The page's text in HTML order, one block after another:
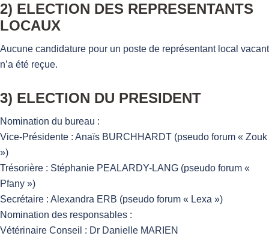
2) ELECTION DES REPRESENTANTS
LOCAUX
Aucune candidature pour un poste de représentant local vacant
n’a été reçue.
3) ELECTION DU PRESIDENT
Nomination du bureau :
Vice-Présidente : Anaïs BURCHHARDT (pseudo forum « Zouk
»)
Trésorière : Stéphanie PEALARDY-LANG (pseudo forum «
Pfany »)
Secrétaire : Alexandra ERB (pseudo forum « Lexa »)
Nomination des responsables :
Vétérinaire Conseil : Dr Danielle MARIEN